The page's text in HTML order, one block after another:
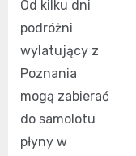
Od kilku dni
podróżni
wylatujący z
Poznania
mogą zabierać
do samolotu
płyny w